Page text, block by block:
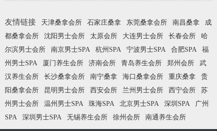
友情链接 天津桑拿会所 石家庄桑拿 东莞桑拿会所 南昌桑拿
成
都桑拿会所
沈阳男士会所 太原会所 大连男士会所 长春会所
哈
尔滨男士会所
南京男士SPA 杭州SPA 宁波男士SPA 合肥SPA
福
州男士SPA
厦门养生会所 济南会所 青岛养生会所 郑州会所
武
汉养生会所
长沙桑拿会所 南宁桑拿 海口桑拿会所 重庆桑拿
贵
阳桑拿会所
昆明男士会所 西安会所 兰州男士会所 西宁会所
苏
州男士会所
温州男士SPA 珠海SPA 北京男士SPA 深圳SPA
广州
SPA
深圳男士SPA 无锡养生会所 徐州会所 南通养生会所